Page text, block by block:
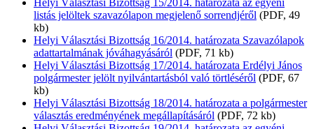
Helyi Választási Bizottság 15/2014. határozata az egyéni
listás jelöltek szavazólapon megjelenő sorrendjéről (PDF, 49
kb)
Helyi Választási Bizottság 16/2014. határozata Szavazólapok
adattartalmának jóváhagyásáról (PDF, 71 kb)
Helyi Választási Bizottság 17/2014. határozata Erdélyi János
polgármester jelölt nyilvántartásból való törtléséről (PDF, 67
kb)
Helyi Választási Bizottság 18/2014. határozata a polgármester
választás eredményének megállapításáról (PDF, 72 kb)